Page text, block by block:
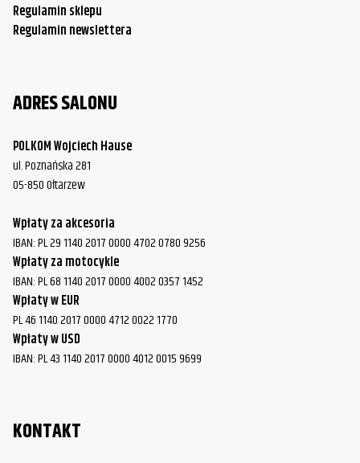
Regulamin sklepu
Regulamin newslettera
ADRES SALONU
POLKOM Wojciech Hause
ul. Poznańska 281
05-850 Ołtarzew
Wpłaty za akcesoria
IBAN: PL 29 1140 2017 0000 4702 0780 9256
Wpłaty za motocykle
IBAN: PL 68 1140 2017 0000 4002 0357 1452
Wpłaty w EUR
PL 46 1140 2017 0000 4712 0022 1770
Wpłaty w USD
IBAN: PL 43 1140 2017 0000 4012 0015 9699
KONTAKT